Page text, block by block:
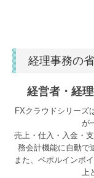
経理事務の
経営者・経
FXクラウドシリーズ
が
売上・仕入・入金・
務会計機能に自動で
また、ペポルインボ
上